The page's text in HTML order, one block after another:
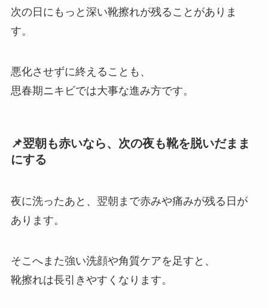
次の日にもっと深い靴擦れが残ることがありま
す。
悪化させずに終えることも、
思春期ニキビでは大事な進み方です。
📌翌朝も赤いなら、次の夜も靴を脱いだまま
にする
夜に洗ったあと、翌朝まで赤みや痛みが残る日が
あります。
そこへまた強い洗顔や角質ケアを足すと、
靴擦れは長引きやすくなります。